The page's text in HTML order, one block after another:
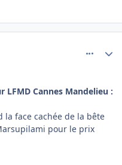
LFMD Cannes Mandelieu :
face cachée de la bête
pour le prix